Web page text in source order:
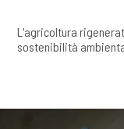
L'agricoltura
sostenibilità